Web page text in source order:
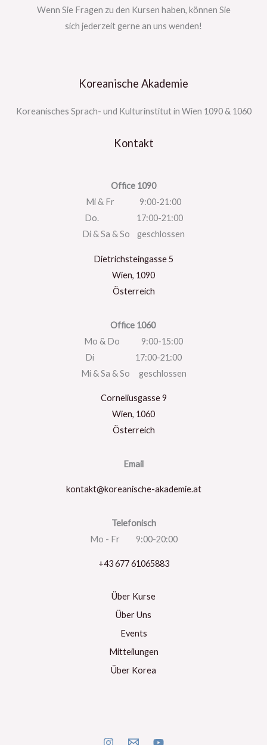
Wenn Sie Fragen zu den Kursen haben, können Sie
sich jederzeit gerne an uns wenden!
Koreanische Akademie
Koreanisches Sprach- und Kulturinstitut in Wien 1090 & 1060
Kontakt
Office 1090
Mi & Fr 9:00-21:00
Do. 17:00-21:00
Di & Sa & So geschlossen
Dietrichsteingasse 5
Wien, 1090
Österreich
Office 1060
Mo & Do 9:00-15:00
Di 17:00-21:00
Mi & Sa & So geschlossen
Corneliusgasse 9
Wien, 1060
Österreich
Email
kontakt@koreanische-akademie.at
Telefonisch
Mo - Fr 9:00-20:00
+43 677 61065883
Über Kurse
Über Uns
Events
Mitteilungen
Über Korea